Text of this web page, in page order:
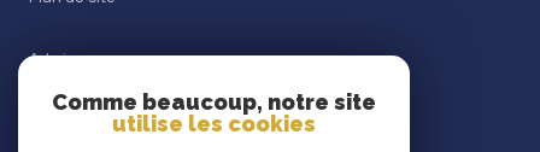
Admin
Nos honoraires
Comme beaucoup, notre site
utilise les cookies